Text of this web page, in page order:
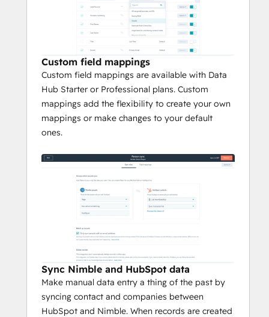
Custom field mappings
Custom field mappings are available with Data
Hub Starter or Professional plans. Custom
mappings add the flexibility to create your own
mappings or make changes to your default
ones.
Sync Nimble and HubSpot data
Make manual data entry a thing of the past by
syncing contact and companies between
HubSpot and Nimble. When records are created